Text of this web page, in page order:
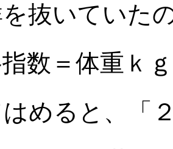
抜いていた
指数＝体重ｋ
めると、「